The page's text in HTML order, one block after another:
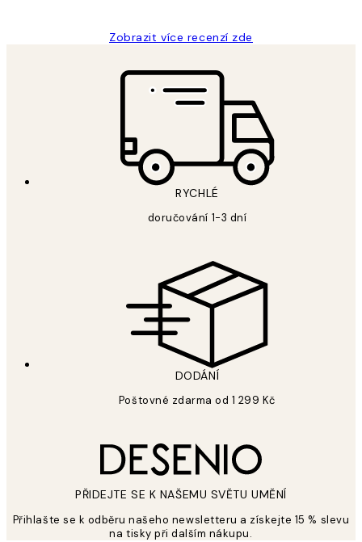
Zobrazit více recenzí zde
RYCHLÉ
doručování 1-3 dní
DODÁNÍ
Poštovné zdarma od 1 299 Kč
PŘIDEJTE SE K NAŠEMU SVĚTU UMĚNÍ
Přihlašte se k odběru našeho newsletteru a získejte 15 % slevu
na tisky při dalším nákupu.